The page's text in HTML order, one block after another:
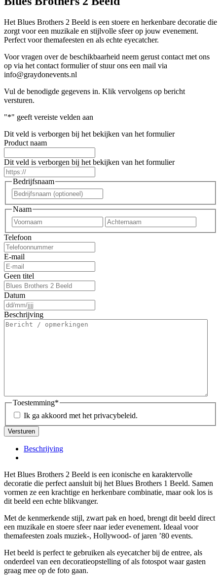
Het Blues Brothers 2 Beeld is een stoere en herkenbare decoratie die
zorgt voor een muzikale en stijlvolle sfeer op jouw evenement.
Perfect voor themafeesten en als echte eyecatcher.
Voor vragen over de beschikbaarheid neem gerust contact met ons
op via het contact formulier of stuur ons een mail via
info@graydonevents.nl
Vul de benodigde gegevens in. Klik vervolgens op bericht
versturen.
"*" geeft vereiste velden aan
Dit veld is verborgen bij het bekijken van het formulier
Product naam
Dit veld is verborgen bij het bekijken van het formulier
https://
Bedrijfsnaam
Naam
Voornaam
Telefoon
E-mail
Geen titel
Datum
slash
MM
Beschrijving
Toestemming*
Ik ga akkoord met het privacybeleid.
Beschrijving
Het Blues Brothers 2 Beeld is een iconische en karaktervolle
decoratie die perfect aansluit bij het Blues Brothers 1 Beeld. Samen
vormen ze een krachtige en herkenbare combinatie, maar ook los is
dit beeld een echte blikvanger.
Met de kenmerkende stijl, zwart pak en hoed, brengt dit beeld direct
een muzikale en stoere sfeer naar ieder evenement. Ideaal voor
themafeesten zoals muziek-, Hollywood- of jaren ’80 events.
Het beeld is perfect te gebruiken als eyecatcher bij de entree, als
onderdeel van een decoratieopstelling of als fotospot waar gasten
graag mee op de foto gaan.